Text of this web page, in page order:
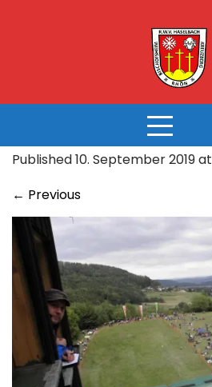
Published 10. September 2019 at
← Previous